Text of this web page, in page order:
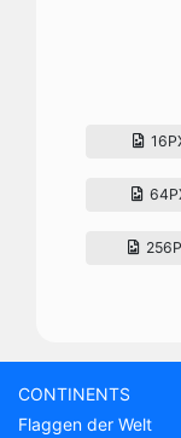
CONTINENTS
Flaggen der Welt